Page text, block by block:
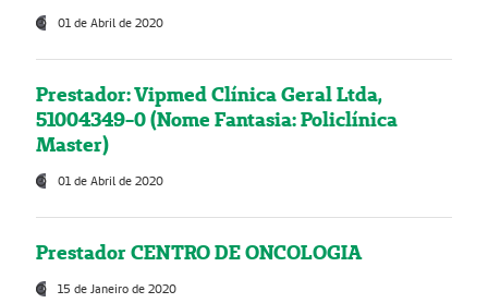
01 de Abril de 2020
Prestador: Vipmed Clínica Geral Ltda,
51004349-0 (Nome Fantasia: Policlínica
Master)
01 de Abril de 2020
Prestador CENTRO DE ONCOLOGIA
15 de Janeiro de 2020